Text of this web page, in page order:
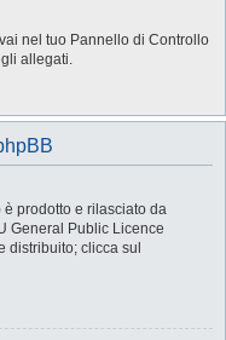
nel tuo Pannello di Controllo
allegati.
prodotto e rilasciato da
General Public Licence
distribuito; clicca sul